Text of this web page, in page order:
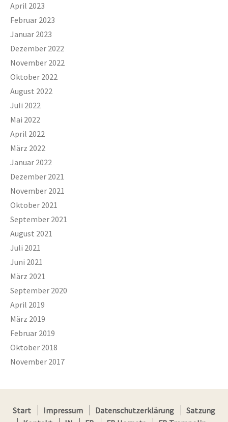
April 2023
Februar 2023
Januar 2023
Dezember 2022
November 2022
Oktober 2022
August 2022
Juli 2022
Mai 2022
April 2022
März 2022
Januar 2022
Dezember 2021
November 2021
Oktober 2021
September 2021
August 2021
Juli 2021
Juni 2021
März 2021
September 2020
April 2019
März 2019
Februar 2019
Oktober 2018
November 2017
Start Impressum Datenschutzerklärung
Satzung